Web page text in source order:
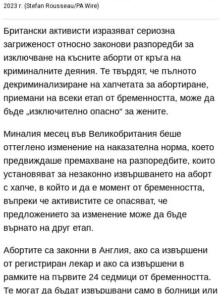
2023 г. (Stefan Rousseau/PA Wire)
Британски активисти изразяват сериозна
загриженост относно законови разпоредби за
изключване на късните аборти от кръга на
криминалните деяния. Те твърдят, че пълното
декриминализиране на хапчетата за абортиране,
приемани на всеки етап от бременността, може да
бъде „изключително опасно“ за жените.
Миналия месец във Великобритания беше
оттеглено изменение на наказателна норма, което
предвиждаше премахване на разпоредбите, които
установяват за незаконно извършването на аборт
с хапче, в който и да е момент от бременността,
въпреки че активистите се опасяват, че
предложението за изменение може да бъде
върнато на друг етап.
Абортите са законни в Англия, ако са извършени
от регистриран лекар и ако са извършени в
рамките на първите 24 седмици от бременността.
Те могат да бъдат извършвани само в болници или